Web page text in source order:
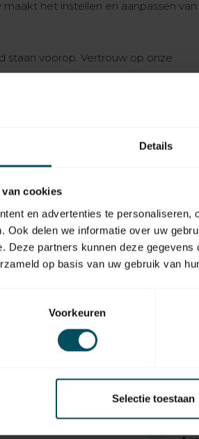
Details
van cookies
en advertenties te
Ook delen we informatie over uw
Deze partners kunnen deze
op basis van uw gebruik van
Voorkeuren
Selectie toestaan
het instellen en aanpassen van
staan voorop. Vertrouw op onze
met moeiteloze
was nog nooit zo eenvoudig.
ongebruikte kanalen zorgt voor
Balans tussen Slimme Innovatie